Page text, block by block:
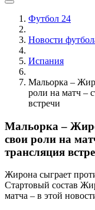
Футбол 24
Новости
Испания
Мальорка –
роли на матч –
встречи
Мальорка –
свои роли на
трансляция
Жирона сыграет
Стартовый состав
матча – в этой